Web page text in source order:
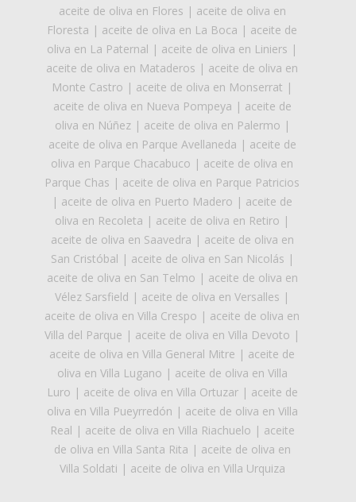
aceite de oliva en Flores | aceite de oliva en
Floresta | aceite de oliva en La Boca | aceite de
oliva en La Paternal | aceite de oliva en Liniers |
aceite de oliva en Mataderos | aceite de oliva en
Monte Castro | aceite de oliva en Monserrat |
aceite de oliva en Nueva Pompeya | aceite de
oliva en Núñez| aceite de oliva en Palermo |
aceite de oliva en Parque Avellaneda | aceite de
oliva en Parque Chacabuco | aceite de oliva en
Parque Chas | aceite de oliva en Parque Patricios
| aceite de oliva en Puerto Madero | aceite de
oliva en Recoleta | aceite de oliva en Retiro |
aceite de oliva en Saavedra | aceite de oliva en
San Cristóbal | aceite de oliva en San Nicolás |
aceite de oliva en San Telmo | aceite de oliva en
Vélez Sarsfield | aceite de oliva en Versalles |
aceite de oliva en Villa Crespo | aceite de oliva en
Villa del Parque | aceite de oliva en Villa Devoto |
aceite de oliva en Villa General Mitre | aceite de
oliva en Villa Lugano | aceite de oliva en Villa
Luro | aceite de oliva en Villa Ortuzar| aceite de
oliva en Villa Pueyrredón | aceite de oliva en Villa
Real | aceite de oliva en Villa Riachuelo | aceite
de oliva en Villa Santa Rita | aceite de oliva en
Villa Soldati | aceite de oliva en Villa Urquiza